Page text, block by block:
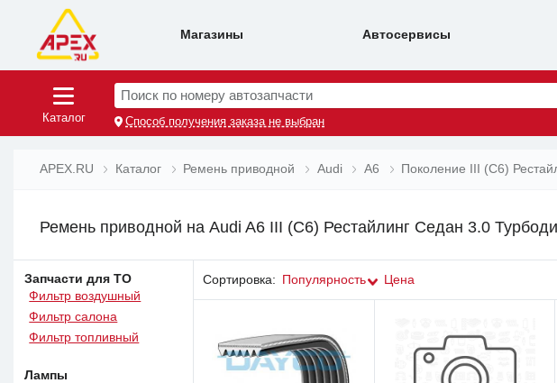
Магазины Автосервисы
Каталог
Поиск по номеру автозапчасти
Способ получения заказа не выбран
APEX.RU Каталог Ремень приводной Audi A6 Поколение III (C6)
Ремень приводной на Audi A6 III (C6) Рестайлинг Седан 3.0
Запчасти для ТО
Фильтр воздушный
Фильтр салона
Фильтр топливный
Лампы
Сортировка: Популярность Цена